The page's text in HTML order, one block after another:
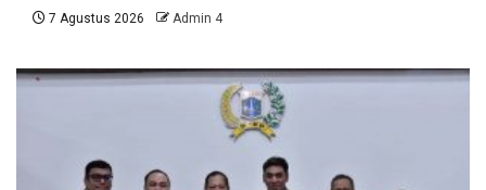
7 Agustus 2026 Admin 4